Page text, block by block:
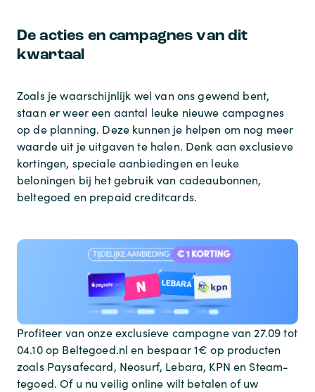
De acties en campagnes van dit
kwartaal
Zoals je waarschijnlijk wel van ons gewend bent,
staan er weer een aantal leuke nieuwe campagnes
op de planning. Deze kunnen je helpen om nog meer
waarde uit je uitgaven te halen. Denk aan exclusieve
kortingen, speciale aanbiedingen en leuke
beloningen bij het gebruik van cadeaubonnen,
beltegoed en prepaid creditcards.
Profiteer van onze exclusieve campagne van 27.09 tot
04.10 op Beltegoed.nl en bespaar 1€ op producten
zoals Paysafecard, Neosurf, Lebara, KPN en Steam-
tegoed. Of u nu veilig online wilt betalen of uw